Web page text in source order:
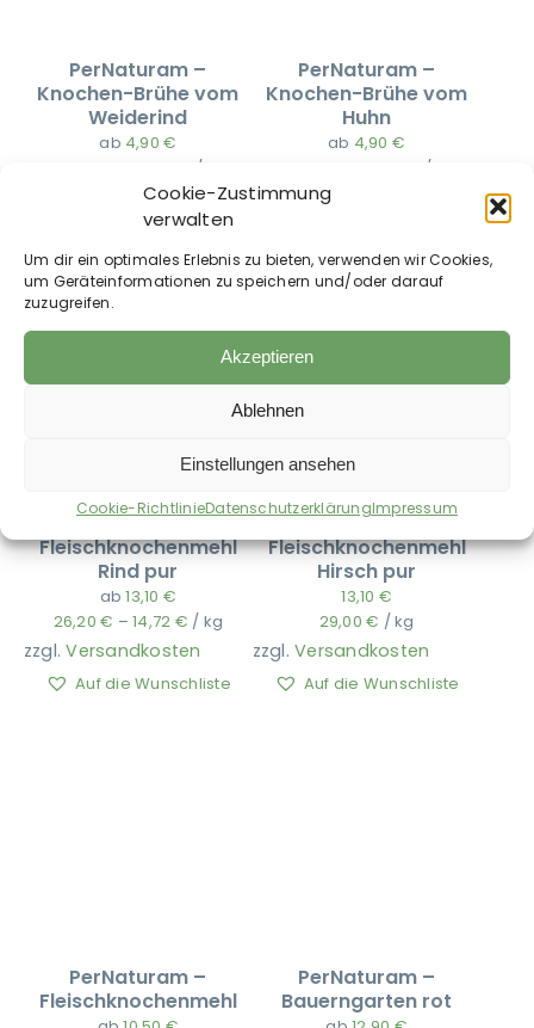
Cookie-Zustimmung
verwalten
Um dir ein optimales Erlebnis zu bieten, verwenden wir Cookies,
um Geräteinformationen zu speichern und/oder darauf
zuzugreifen.
Akzeptieren
Ablehnen
Einstellungen ansehen
Cookie-RichtlinieDatenschutzerklärungImpressum
PerNaturam –
Knochen-Brühe vom
Weiderind
ab 4,90€
/
Versandkosten
Auf die Wunschliste
PerNaturam –
Knochen-Brühe vom
Huhn
ab 4,90 €
/
zzgl.Versandkosten
PerNaturam –
Fleischknochenmehl
Rind pur
ab13,10 €
26,20€ –14,72 € / kg
zzgl.Versandkosten
Auf die Wunschliste
PerNaturam –
Fleischknochenmehl
Hirsch pur
13,10 €
29,00€ /kg
zzgl.Versandkosten
Auf die Wunschliste
PerNaturam –
Fleischknochenmehl
PerNaturam –
Bauerngarten rot